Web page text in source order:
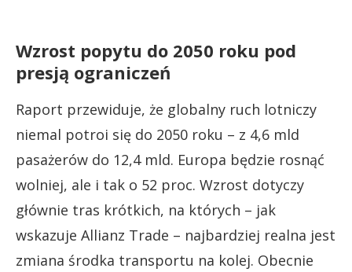
Wzrost popytu do 2050 roku pod
presją ograniczeń
Raport przewiduje, że globalny ruch lotniczy
niemal potroi się do 2050 roku – z 4,6 mld
pasażerów do 12,4 mld. Europa będzie rosnąć
wolniej, ale i tak o 52 proc. Wzrost dotyczy
głównie tras krótkich, na których – jak
wskazuje Allianz Trade – najbardziej realna jest
zmiana środka transportu na kolej. Obecnie